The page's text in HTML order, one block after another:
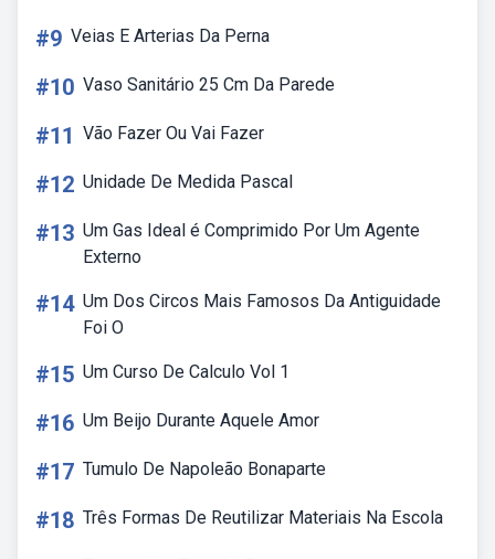
#9 Veias E Arterias Da Perna
#10 Vaso Sanitário 25 Cm Da Parede
#11 Vão Fazer Ou Vai Fazer
#12 Unidade De Medida Pascal
#13 Um Gas Ideal é Comprimido Por Um Agente
Externo
#14 Um Dos Circos Mais Famosos Da Antiguidade
Foi O
#15 Um Curso De Calculo Vol 1
#16 Um Beijo Durante Aquele Amor
#17 Tumulo De Napoleão Bonaparte
#18 Três Formas De Reutilizar Materiais Na Escola